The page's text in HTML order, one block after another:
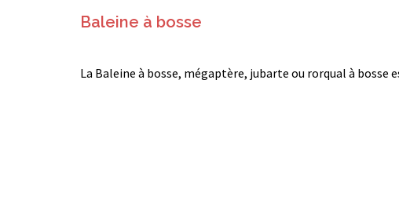
Baleine à bosse
La Baleine à bosse, mégaptère, jubarte ou rorqual à bosse